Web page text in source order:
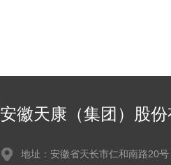
安徽天康（集团）股份
地址：安徽省天长市仁和南路20号